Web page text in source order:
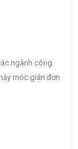
ngành công
móc giản đơn